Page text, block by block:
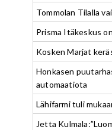
Tommolan Tilalla
Prisma Itäkeskus
Kosken Marjat
Honkasen
automaatiota
Lähifarmi tuli
Jetta